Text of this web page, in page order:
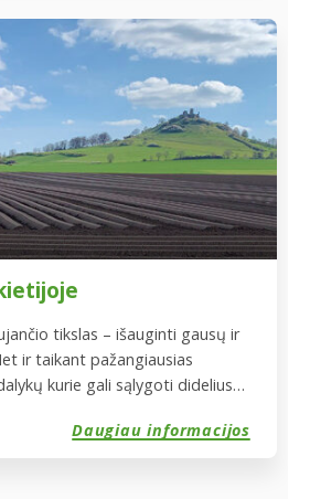
draudimo bendrovės
VVaG filialo „VH
10-ies veiklos metų […]
tikslas – išauginti gausų ir
ir taikant pažangiausias
kurie gali sąlygoti didelius
tikslas – išauginti gausų ir
Daugiau informacijos